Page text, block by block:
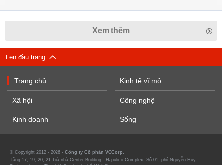
Xem thêm
Lên đầu trang
Trang chủ
Xã hội
Kinh doanh
Kinh tế vĩ mô
Công nghệ
Sống
© Copyright 2012 - 2026 - Công ty Cổ phần VCCorp.
Tầng 17, 19, 20, 21 Toà nhà Center Building - Hapulico Complex, Số 01, phố Nguyễn Huy